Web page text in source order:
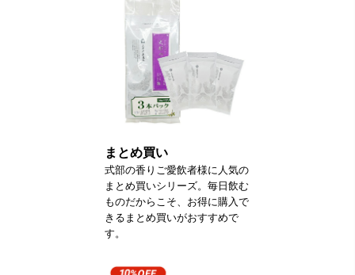
まとめ買い
式部の香りご愛飲者様に人気の
まとめ買いシリーズ。毎日飲む
ものだからこそ、お得に購入で
きるまとめ買いがおすすめで
す。